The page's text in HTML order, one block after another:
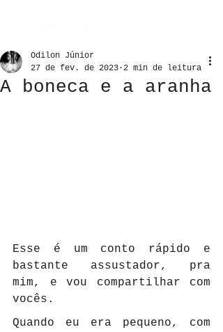
A boneca e a aranha
Odilon Júnior
27 de fev. de 2023 2 min de leitura
Esse é um conto rápido e
bastante assustador, pra
mim, e vou compartilhar com
vocês.
Quando eu era pequeno, com